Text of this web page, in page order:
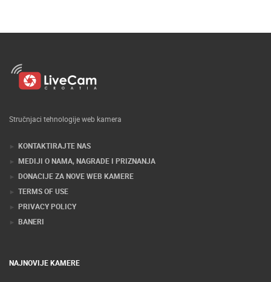
Stručnjaci tehnologije web kamera
KONTAKTIRAJTE NAS
MEDIJI O NAMA, NAGRADE I PRIZNANJA
DONACIJE ZA NOVE WEB KAMERE
TERMS OF USE
PRIVACY POLICY
BANERI
NAJNOVIJE KAMERE